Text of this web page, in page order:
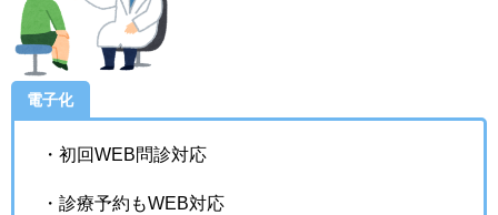
電子化
・初回WEB問診対応
・診療予約もWEB対応